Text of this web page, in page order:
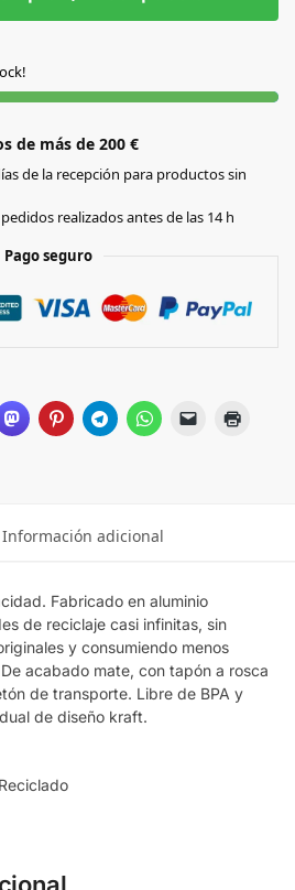
de más de 200 €
de la recepción para productos sin
realizados antes de las 14 h
Pago seguro
Información adicional
Fabricado en aluminio
de reciclaje casi infinitas, sin
y consumiendo menos
acabado mate, con tapón a rosca
de transporte. Libre de BPA y
de diseño kraft.